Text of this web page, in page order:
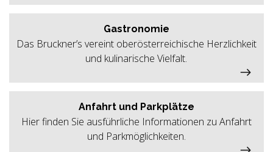
Gastronomie
Das Bruckner’s vereint oberösterreichische Herzlichkeit
und kulinarische Vielfalt.
Anfahrt und Parkplätze
Hier finden Sie ausführliche Informationen zu Anfahrt
und Parkmöglichkeiten.